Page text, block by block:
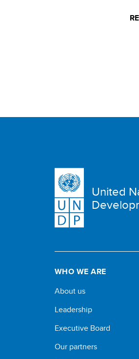
United
WHO WE ARE
About us
Leadership
Executive Board
Our partners